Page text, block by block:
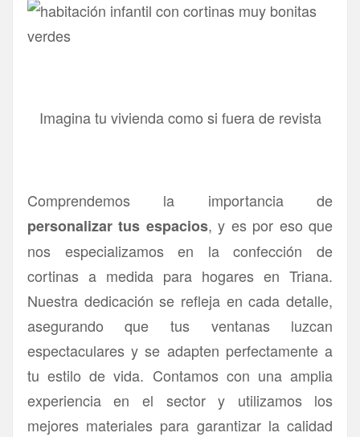
Imagina tu vivienda como si fuera de revista
Comprendemos la importancia de
personalizar tus espacios, y es por eso que
nos especializamos en la confección de
cortinas a medida para hogares en Triana.
Nuestra dedicación se refleja en cada detalle,
asegurando que tus ventanas luzcan
espectaculares y se adapten perfectamente a
tu estilo de vida. Contamos con una amplia
experiencia en el sector y utilizamos los
mejores materiales para garantizar la calidad